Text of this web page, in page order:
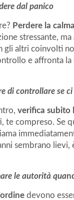
dal panico
Perdere la calma
stressante, ma
gli altri coinvolti
e affronta la
di controllare se ci
verifica subito
te compreso. Se
sembrano lievi,
le autorità qua
devono